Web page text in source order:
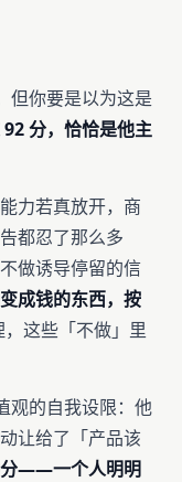
但你要是以为这是
92 分，恰恰是他主
力若真放开，商
都忍了那么多
做诱导停留的信
成钱的东西，按
这些「不做」里
观的自我设限：他
让给了「产品该
分——一个人明明